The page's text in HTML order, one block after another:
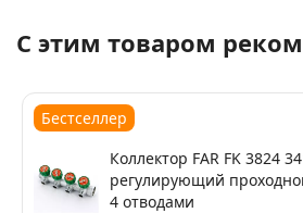
С этим товаром
Бестселлер
Коллектор FAR FK 3824
регулирующий
4 отводами